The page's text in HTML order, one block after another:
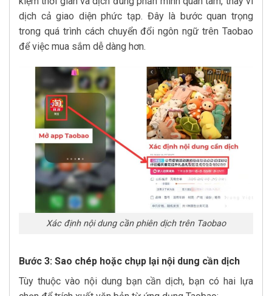
dịch cả giao diện phức tạp. Đây là bước quan trọng
trong quá trình cách chuyển đổi ngôn ngữ trên Taobao
để việc mua sắm dễ dàng hơn.
Xác định nội dung cần phiên dịch trên Taobao
Bước 3: Sao chép hoặc chụp lại nội dung cần dịch
Tùy thuộc vào nội dung bạn cần dịch, bạn có hai lựa